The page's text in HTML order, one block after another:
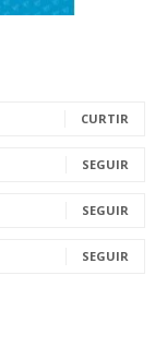
CURTIR
SEGUIR
SEGUIR
SEGUIR